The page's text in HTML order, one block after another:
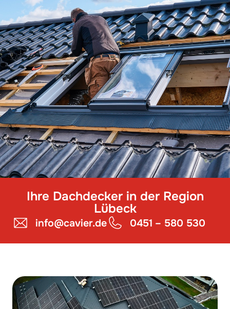
Ihre Dachdecker in der Region
Lübeck
info@cavier.de 0451 – 580 530